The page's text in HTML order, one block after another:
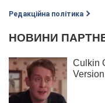
Редакційна політика